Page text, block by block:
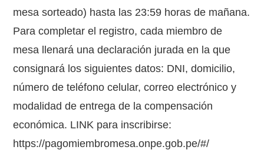
mesa sorteado) hasta las 23:59 horas de mañana.
Para completar el registro, cada miembro de
mesa llenará una declaración jurada en la que
consignará los siguientes datos: DNI, domicilio,
número de teléfono celular, correo electrónico y
modalidad de entrega de la compensación
económica. LINK para inscribirse:
https://pagomiembromesa.onpe.gob.pe/#/